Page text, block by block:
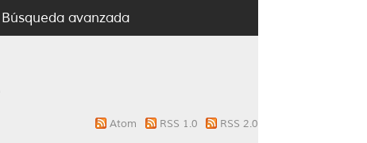
Búsqueda avanzada
Atom RSS 1.0 RSS 2.0